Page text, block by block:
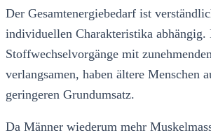
Der Gesamtenergiebedarf ist
individuellen Charakteristika abhängig.
Stoffwechselvorgänge mit
verlangsamen, haben ältere Menschen
geringeren Grundumsatz.
Da Männer wiederum mehr